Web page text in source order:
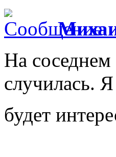
На
случилась.
будет